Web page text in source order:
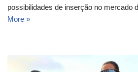
possibilidades de inserção no mercado
More »